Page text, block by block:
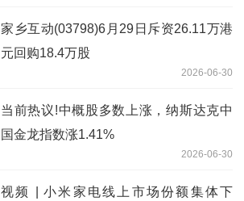
家乡互动(03798)6月29日斥资26.11万港
元回购18.4万股
2026-06-30
当前热议!中概股多数上涨，纳斯达克中
国金龙指数涨1.41%
2026-06-30
视频 | 小米家电线上市场份额集体下